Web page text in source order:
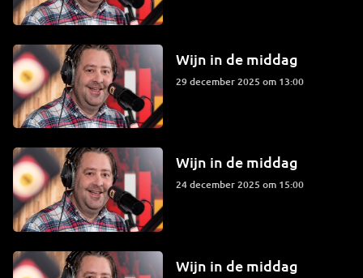
Wijn in de middag
29 december 2025 om 13:00
Wijn in de middag
24 december 2025 om 15:00
Wijn in de middag